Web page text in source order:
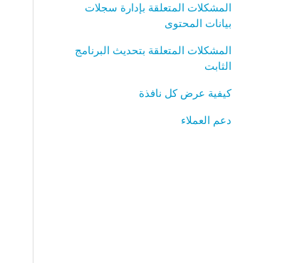
المشكلات المتعلقة بإدارة سجلات
بيانات المحتوى
المشكلات المتعلقة بتحديث البرنامج
الثابت
كيفية عرض كل نافذة
دعم العملاء